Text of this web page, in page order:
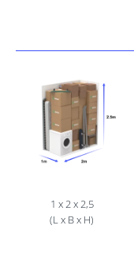
1 x 2 x 2,5
(L x B x H)